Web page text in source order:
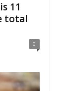
11
total
0